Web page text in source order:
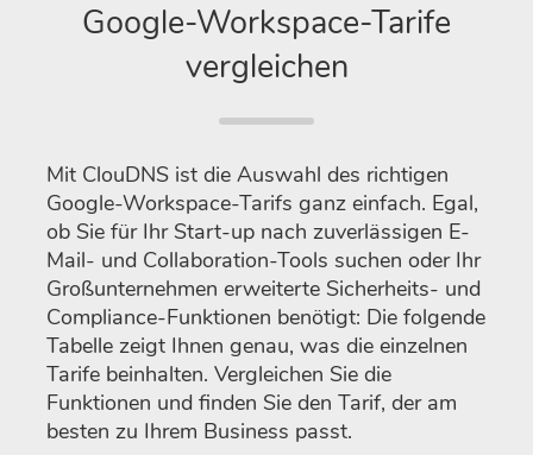
Google-Workspace-Tarife
vergleichen
Mit ClouDNS ist die Auswahl des richtigen
Google-Workspace-Tarifs ganz einfach. Egal,
ob Sie für Ihr Start-up nach zuverlässigen E-
Mail- und Collaboration-Tools suchen oder Ihr
Großunternehmen erweiterte Sicherheits- und
Compliance-Funktionen benötigt: Die folgende
Tabelle zeigt Ihnen genau, was die einzelnen
Tarife beinhalten. Vergleichen Sie die
Funktionen und finden Sie den Tarif, der am
besten zu Ihrem Business passt.